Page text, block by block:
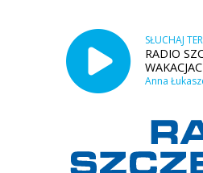
SŁUCHAJ
RADIO
Anna